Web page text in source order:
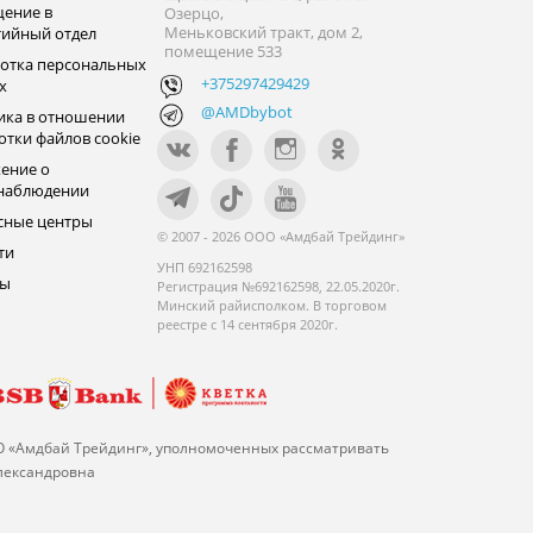
в
отдел
персональных
в отношении
файлов cookie
о
центры
Озерцо,
Меньковский тракт, дом 2,
помещение 533
+375297429429
@AMDbybot
© 2007 - 2026 ООО «Амдбай Трейдинг»
УНП 692162598
Регистрация №692162598, 22.05.2020г.
Минский райисполком. В торговом
реестре с 14 сентября 2020г.
Трейдинг», уполномоченных рассматривать